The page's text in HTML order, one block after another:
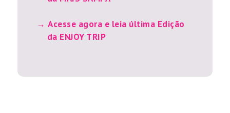
Acesse agora e leia última Edição
da ENJOY TRIP